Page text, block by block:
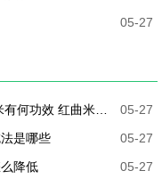
05-27
05-27
是哪些
05-27
降低
05-27